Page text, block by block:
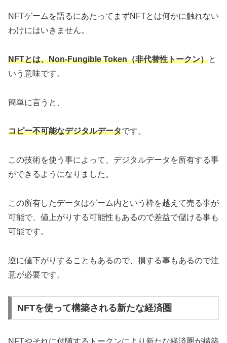
NFTゲームを語るにあたってまずNFTとは何かに触れない
わけにはいきません。
NFTとは、Non-Fungible Token（非代替性トークン）と
いう意味です。
簡単に言うと、
コピー不可能なデジタルデータです。
この技術を使う事によって、デジタルデータを所有する事
ができるようになりました。
この所有したデータはゲーム内という枠を越えて売る事が
可能で、値上がりする可能性もあるので差益で儲ける事も
可能です。
逆に値下がりすることもあるので、損する事もあるので注
意が必要です。
NFTを使って構築される新たな経済圏